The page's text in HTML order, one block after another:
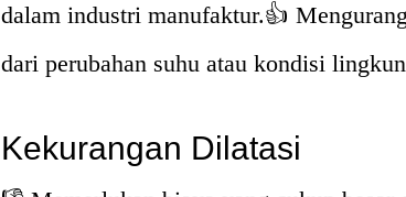
dalam industri manufaktur.👍
dari perubahan suhu atau kondisi
Kekurangan Dilatasi